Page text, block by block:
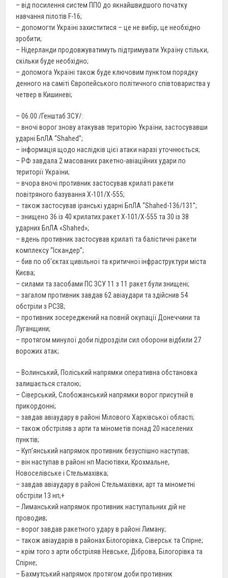
– від посилення систем ППО до якнайшвидшого початку
навчання пілотів F-16;
– допомогти Україні захиститися – це не вибір, це необхідно
зробити;
– Нідерланди продовжуватимуть підтримувати Україну стільки,
скільки буде необхідно;
– допомога Україні також буде ключовим пунктом порядку
денного на саміті Європейського політичного співтовариства у
четвер в Кишиневі;
– 06.00 /Генштаб ЗСУ/:
– вночі ворог знову атакував територію України, застосувавши
ударні БпЛА “Shahed”;
– інформація щодо наслідків цієї атаки наразі уточнюється;
– РФ завдала 2 масованих ракетно-авіаційних удари по
території України;
– вчора вночі противник застосував крилаті ракети
повітряного базування Х-101/Х-555;
– також застосував іранські ударні БпЛА “Shahed-136/131”;
– знищено 36 із 40 крилатих ракет Х-101/Х-555 та 30 із 38
ударних БпЛА «Shahed»;
– вдень противник застосував крилаті та балістичні ракети
комплексу “Іскандер”;
– бив по об’єктах цивільної та критичної інфраструктури міста
Києва;
– силами та засобами ПС ЗСУ 11 з 11 ракет були знищені;
– загалом противник завдав 62 авіаудари та здійснив 54
обстріли з РСЗВ;
– противник зосереджений на повній окупації Донеччини та
Луганщини;
– протягом минулої доби підрозділи сил оборони відбили 27
ворожих атак;
– Волинський, Поліський напрямки оперативна обстановка
залишається сталою;
– Сіверський, Слобожанський напрямки ворог присутній в
прикордонні;
– завдав авіаудару в районі Мілового Харківської області;
– також обстріляв з арти та мінометів понад 20 населених
пунктів;
– Куп’янський напрямок противник безуспішно наступав;
– він наступав в районі нп Масютівки, Крохмальне,
Новоселівське і Стельмахівка;
– завдав авіаудару в районі Стельмахівки; арт та мінометні
обстріли 13 нп;+
– Лиманський напрямок противник наступальних дій не
проводив;
– ворог завдав ракетного удару в районі Лиману;
– також авіаударів в районах Білогорівка, Сіверськ та Спірне;
– крім того з арти обстріляв Невське, Діброва, Білогорівка та
Спірне;
– Бахмутський напрямок протягом доби противник